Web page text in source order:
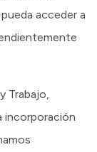
acceder a
Trabajo,
incorporación